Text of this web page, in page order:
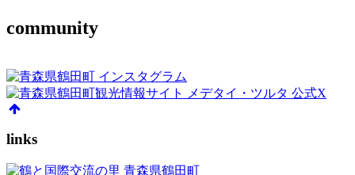
community
links